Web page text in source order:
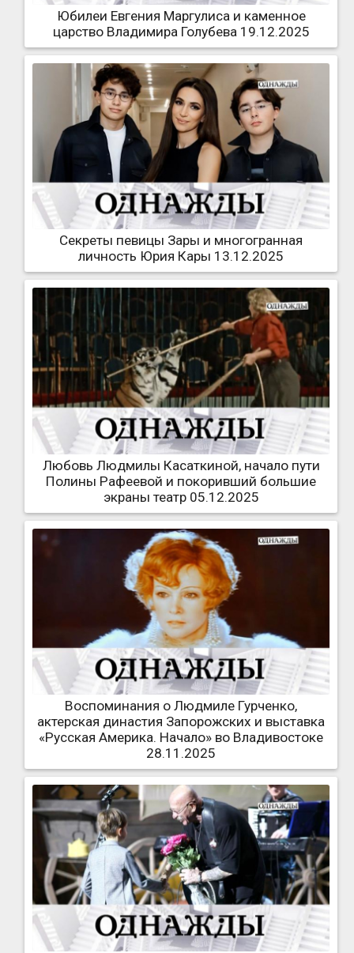
Юбилеи Евгения Маргулиса и каменное
царство Владимира Голубева 19.12.2025
Секреты певицы Зары и многогранная
личность Юрия Кары 13.12.2025
Любовь Людмилы Касаткиной, начало пути
Полины Рафеевой и покоривший большие
экраны театр 05.12.2025
Воспоминания о Людмиле Гурченко,
актерская династия Запорожских и выставка
«Русская Америка. Начало» во Владивостоке
28.11.2025